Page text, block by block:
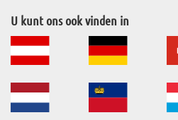
U kunt ons ook vinden in